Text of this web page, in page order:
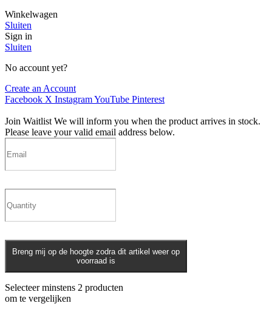
Winkelwagen
Sluiten
Sign in
Sluiten
No account yet?
Create an Account
Facebook X InstagramYouTube Pinterest
Join Waitlist We will inform you when the product arrives in stock.
Please leave your valid email address below.
Breng mij op de hoogte zodra dit artikel weer op
voorraad is
Selecteer minstens 2 producten
om te vergelijken